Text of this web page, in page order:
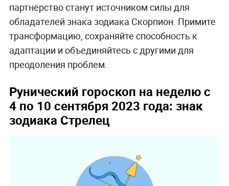
партнёрство станут источником силы для
обладателей знака зодиака Скорпион. Примите
трансформацию, сохраняйте способность к
адаптации и объединяйтесь с другими для
преодоления проблем.
Рунический гороскоп на неделю с
4 по 10 сентября 2023 года: знак
зодиака Стрелец